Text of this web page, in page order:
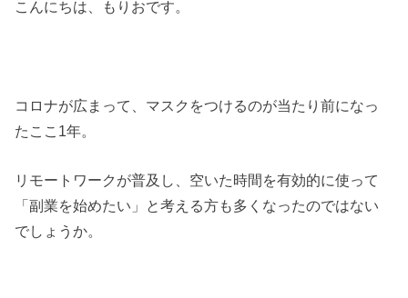
こんにちは、もりおです。
コロナが広まって、マスクをつけるのが当たり前になっ
たここ1年。
リモートワークが普及し、空いた時間を有効的に使って
「副業を始めたい」と考える方も多くなったのではない
でしょうか。